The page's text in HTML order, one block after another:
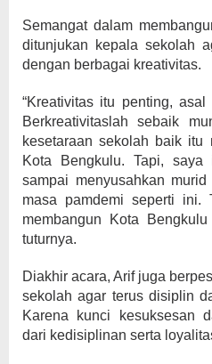
Semangat dalam
ditunjukan kepala sekolah
dengan berbagai kreativitas.
“Kreativitas itu penting,
Berkreativitaslah sebaik
kesetaraan sekolah baik itu
Kota Bengkulu. Tapi, saya
sampai menyusahkan
masa pamdemi seperti ini.
membangun Kota
tuturnya.
Diakhir acara, Arif juga
sekolah agar terus disiplin
Karena kunci kesuksesan
dari kedisiplinan serta